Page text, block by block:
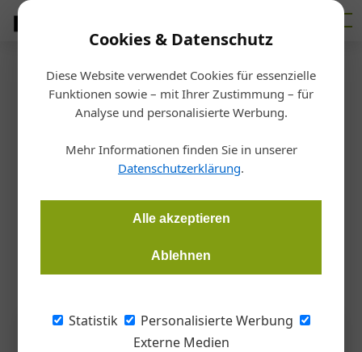
Cookies & Datenschutz
Diese Website verwendet Cookies für essenzielle
Funktionen sowie – mit Ihrer Zustimmung – für
Analyse und personalisierte Werbung.
Mehr Informationen finden Sie in unserer
Datenschutzerklärung.
Alle akzeptieren
Ablehnen
Statistik
Personalisierte Werbung
Externe Medien
Startseite/Veranstaltungen
Treffpunkt Sommerfest
Gernot Paul Wagner 25.06.2026, 14:35 Uhr
Am 18. Juni 2026 fand im Schloss Walpersdorf im Traisental
Metalltechniker und Mechatroniker statt.